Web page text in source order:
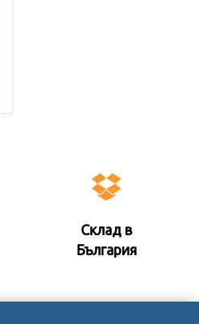
Склад в
България